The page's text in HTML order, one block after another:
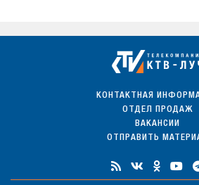
КОНТАКТНАЯ
ОТДЕЛ ПРОДАЖ
ВАКАНСИИ
ОТПРАВИТЬ